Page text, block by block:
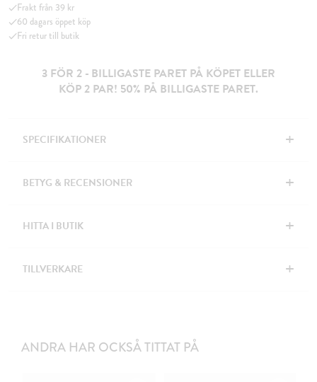
Frakt från 39 kr
60 dagars öppet köp
Fri retur till butik
3 FÖR 2 - BILLIGASTE PARET PÅ KÖPET ELLER
KÖP 2 PAR! 50% PÅ BILLIGASTE PARET.
SPECIFIKATIONER +
BETYG & RECENSIONER +
HITTA I BUTIK +
TILLVERKARE +
ANDRA HAR OCKSÅ TITTAT PÅ